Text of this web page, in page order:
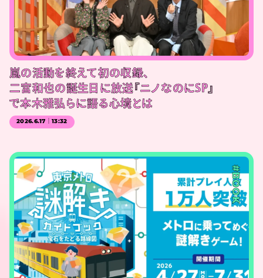
嵐の活動を終えて初の収録、
二宮和也の誕生日に放送『ニノなのにSP』
で本木雅弘らに語る心境とは
2026.6.17｜13:32
#BOOK